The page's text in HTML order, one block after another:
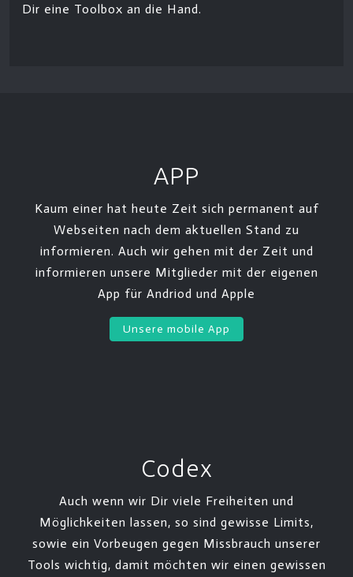
Dir eine Toolbox an die Hand.
APP
Kaum einer hat heute Zeit sich permanent auf
Webseiten nach dem aktuellen Stand zu
informieren. Auch wir gehen mit der Zeit und
informieren unsere Mitglieder mit der eigenen
App für Andriod und Apple
Unsere mobile App
Codex
Auch wenn wir Dir viele Freiheiten und
Möglichkeiten lassen, so sind gewisse Limits,
sowie ein Vorbeugen gegen Missbrauch unserer
Tools wichtig, damit möchten wir einen gewissen